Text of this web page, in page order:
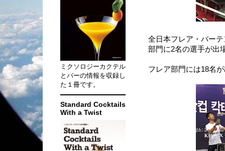
全日本フレア・バー
部門に2名の選手が出
フレア部門には18名
ミクソロジーカクテル
とバーの情報を収録し
た１冊です。
Standard Cocktails
With a Twist